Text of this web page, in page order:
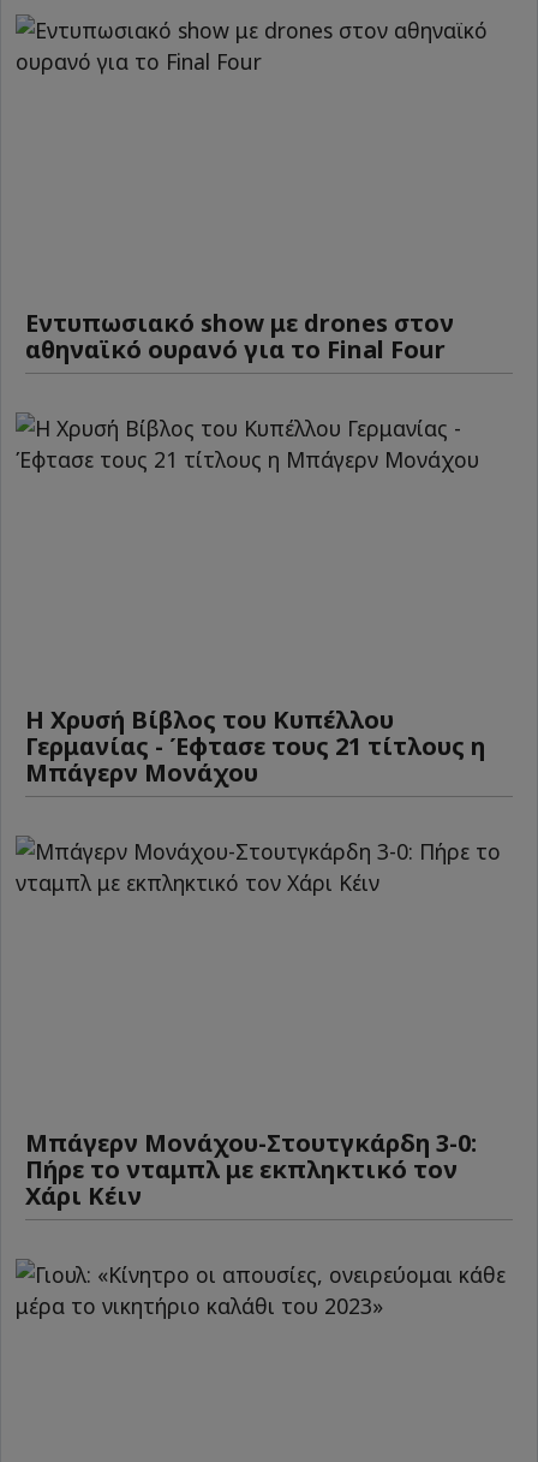
Εντυπωσιακό show με drones στον
αθηναϊκό ουρανό για το Final Four
Η Χρυσή Βίβλος του Κυπέλλου
Γερμανίας - Έφτασε τους 21 τίτλους η
Μπάγερν Μονάχου
Μπάγερν Μονάχου-Στουτγκάρδη 3-0:
Πήρε το νταμπλ με εκπληκτικό τον
Χάρι Κέιν